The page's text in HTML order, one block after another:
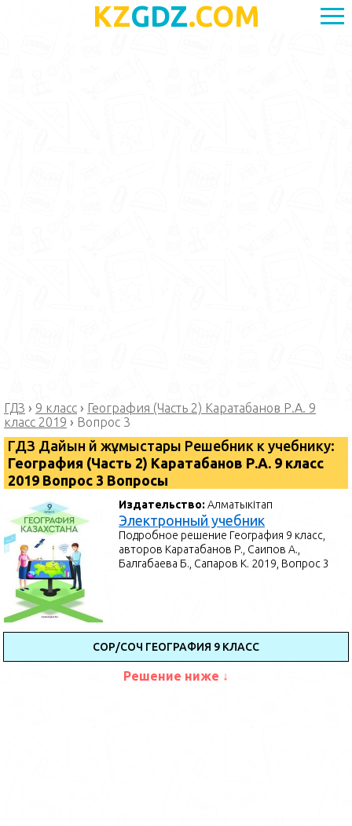
KZGDZ.COM
ГДЗ › 9 класс › География (Часть 2) Каратабанов Р.А. 9
класс 2019 › Вопрос 3
ГДЗ Дайын үй жұмыстары Решебник к учебнику:
География (Часть 2) Каратабанов Р.А. 9 класс
2019 Вопрос 3 Вопросы
Издательство:Алматыкітап
Электронный учебник
Подробное решение География 9 класс,
авторов Каратабанов Р., Саипов А.,
Балгабаева Б., Сапаров К. 2019, Вопрос 3
СОР/СОЧ ГЕОГРАФИЯ 9 КЛАСС
Решение ниже ↓